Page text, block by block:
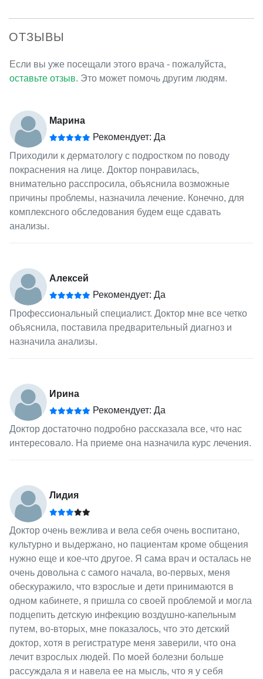
ОТЗЫВЫ
Если вы уже посещали этого врача - пожалуйста,
оставьте отзыв. Это может помочь другим людям.
Марина
Рекомендует: Да
Приходили к дерматологу с подростком по поводу
покраснения на лице. Доктор понравилась,
внимательно расспросила, объяснила возможные
причины проблемы, назначила лечение. Конечно, для
комплексного обследования будем еще сдавать
анализы.
Алексей
Рекомендует: Да
Профессиональный специалист. Доктор мне все четко
объяснила, поставила предварительный диагноз и
назначила анализы.
Ирина
Рекомендует: Да
Доктор достаточно подробно рассказала все, что нас
интересовало. На приеме она назначила курс лечения.
Лидия
Доктор очень вежлива и вела себя очень воспитано,
культурно и выдержано, но пациентам кроме общения
нужно еще и кое-что другое. Я сама врач и осталась не
очень довольна с самого начала, во-первых, меня
обескуражило, что взрослые и дети принимаются в
одном кабинете, я пришла со своей проблемой и могла
подцепить детскую инфекцию воздушно-капельным
путем, во-вторых, мне показалось, что это детский
доктор, хотя в регистратуре меня заверили, что она
лечит взрослых людей. По моей болезни больше
рассуждала я и навела ее на мысль, что я у себя